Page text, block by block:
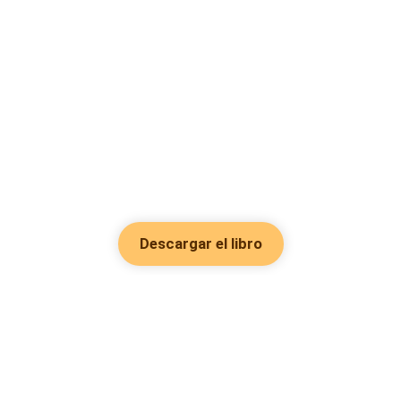
Descargar el libro